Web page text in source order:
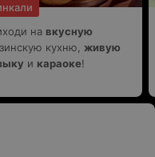
на вкусную
кухню, живую
и караоке!